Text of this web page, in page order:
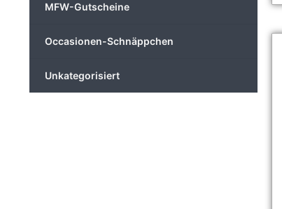
MFW-Gutscheine
Occasionen-Schnäppchen
Unkategorisiert